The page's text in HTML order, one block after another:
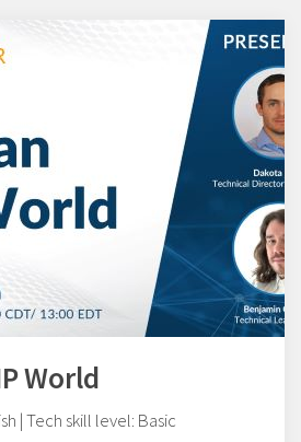
World
| Tech skill level: Basic